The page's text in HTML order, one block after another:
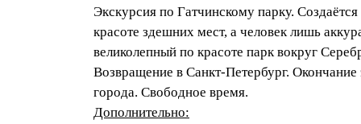
Экскурсия по Гатчинскому парку.
красоте здешних мест, а человек лишь
великолепный по красоте парк вокруг
Возвращение в Санкт-Петербург.
города. Свободное время.
Дополнительно: